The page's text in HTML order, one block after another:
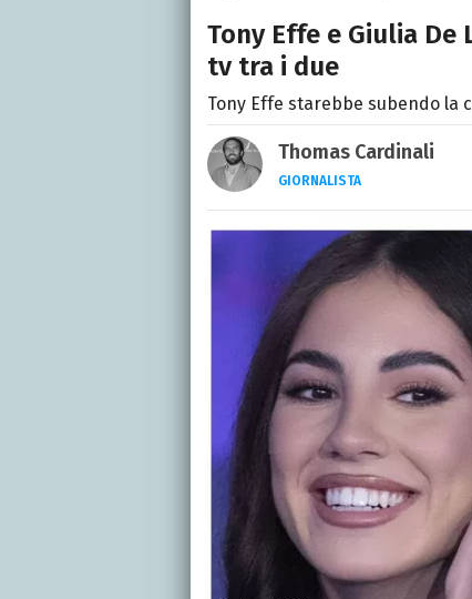
Tony Effe e Giulia
tv tra i due
Tony Effe starebbe subendo la
Thomas Cardinali
GIORNALISTA
LINKEDIN
INSTAGRAM
Giornalista e
spettacolo, calcio e